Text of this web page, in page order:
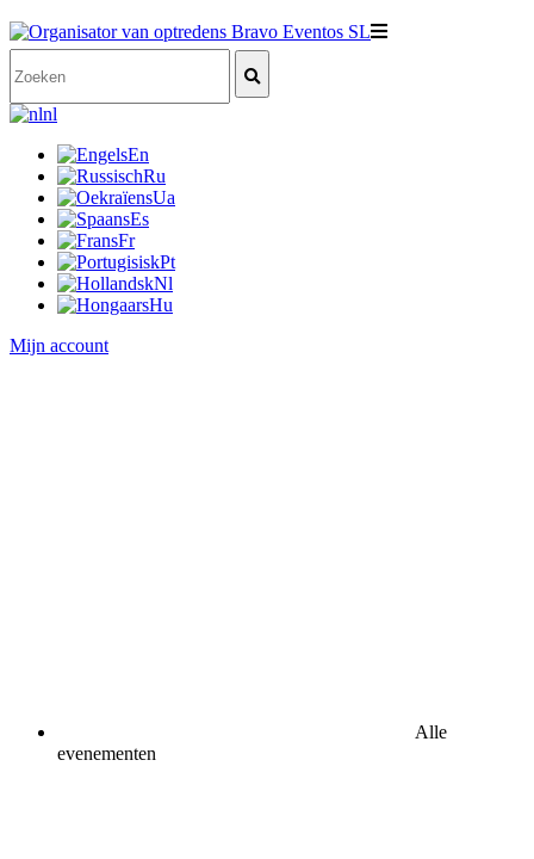
nl
En
Ru
Ua
Es
Fr
Pt
Nl
Hu
Mijn account
Alle
evenementen